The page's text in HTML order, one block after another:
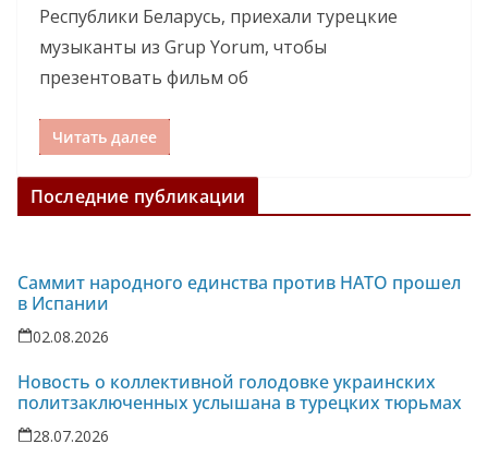
Республики Беларусь, приехали турецкие
музыканты из Grup Yorum, чтобы
презентовать фильм об
Читать далее
Последние публикации
Саммит народного единства против НАТО прошел
в Испании
02.08.2026
Новость о коллективной голодовке украинских
политзаключенных услышана в турецких тюрьмах
28.07.2026